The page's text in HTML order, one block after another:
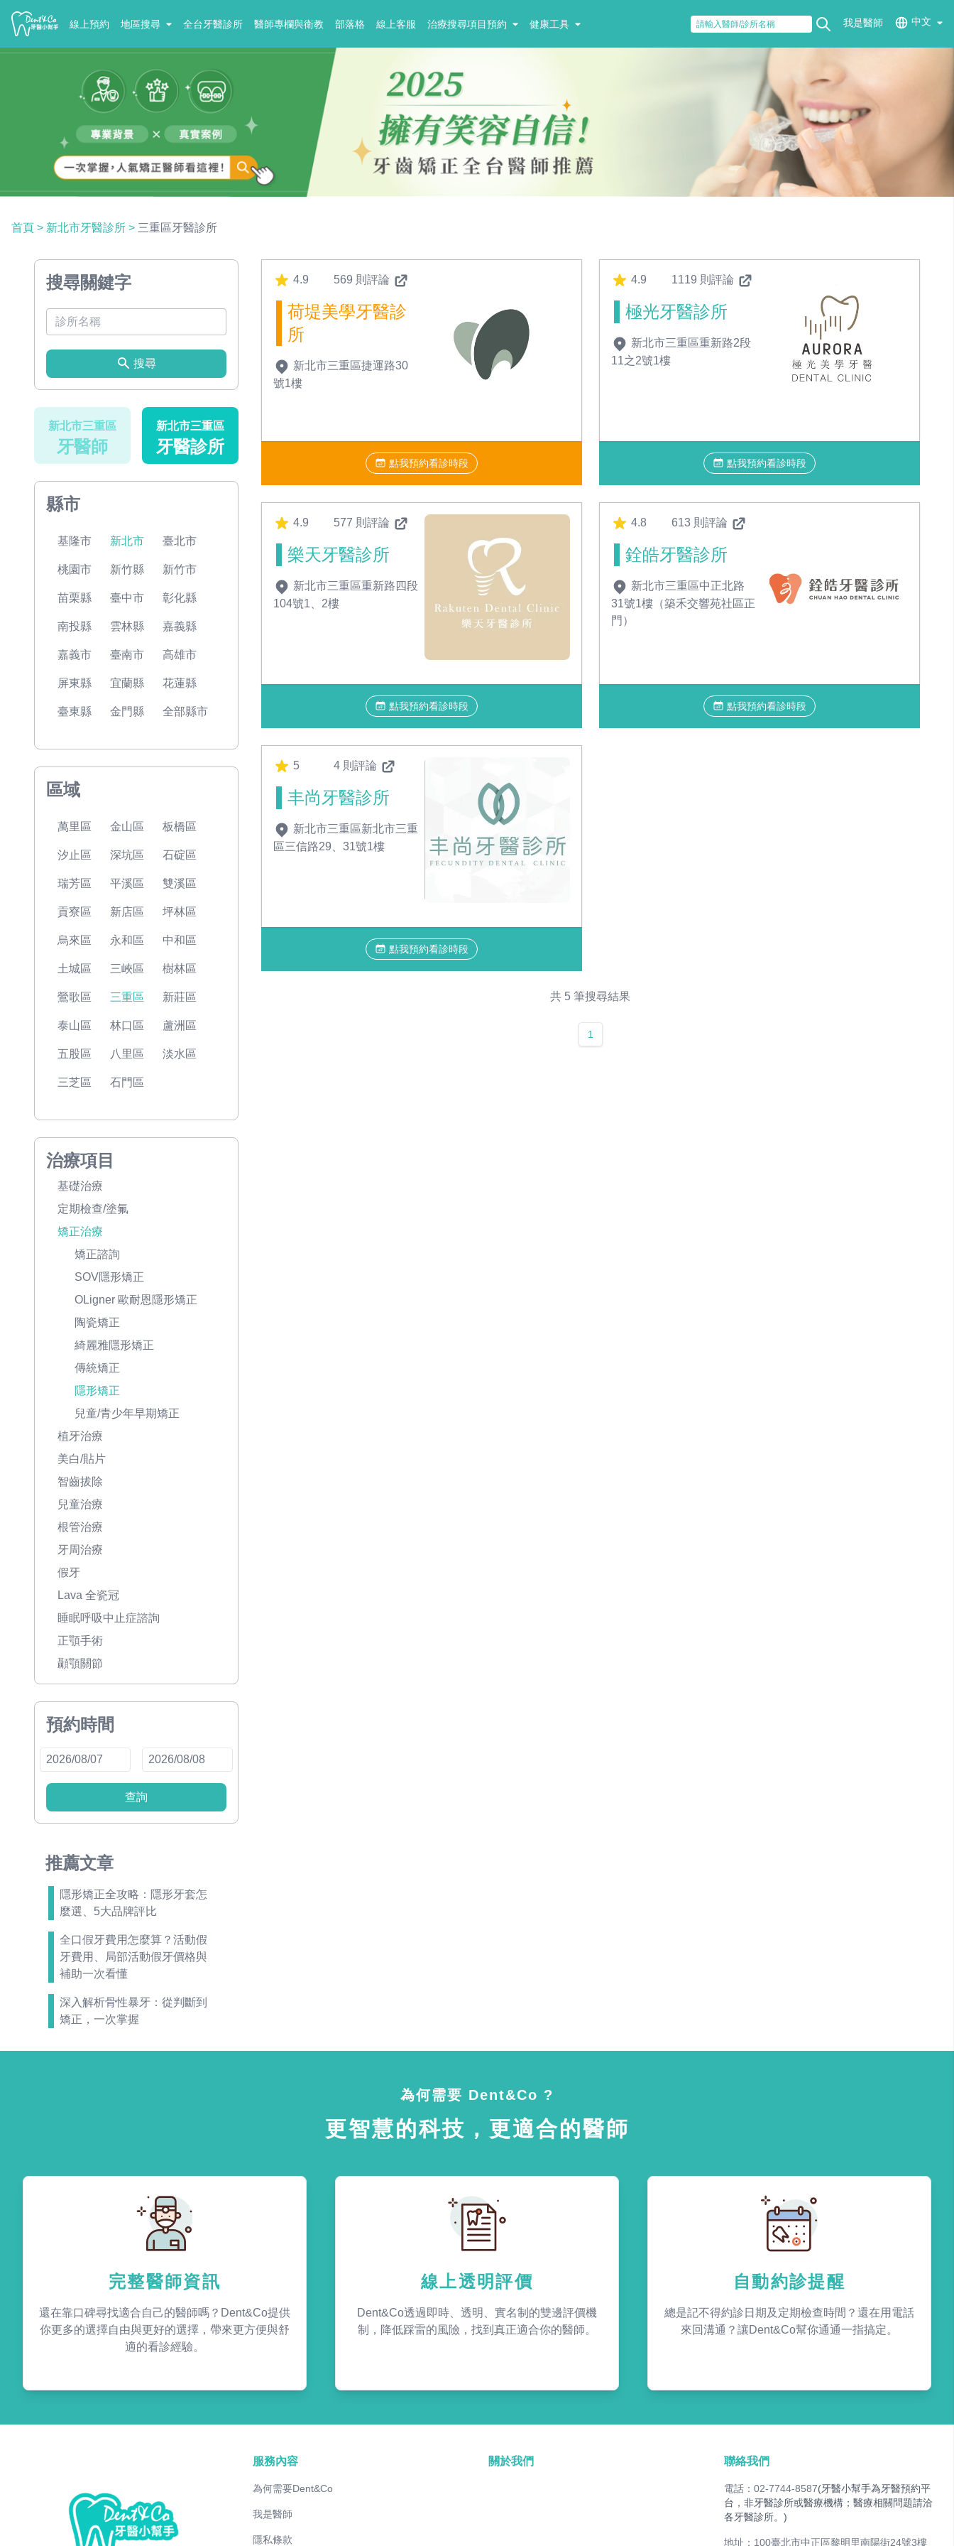
線上預約 地區搜尋 全台牙醫診所 醫師專欄與衛教 部落格 線上客服 治療搜尋項目預約 健康工具 我是醫師 中文
首頁 > 新北市牙醫診所 > 三重區牙醫診所
搜尋關鍵字
搜尋
新北市三重區
牙醫師
新北市三重區
牙醫診所
縣市
基隆市 新北市 臺北市
桃園市 新竹縣 新竹市
苗栗縣 臺中市 彰化縣
南投縣 雲林縣 嘉義縣
嘉義市 臺南市 高雄市
屏東縣 宜蘭縣 花蓮縣
臺東縣 金門縣 全部縣市
區域
萬里區 金山區 板橋區
汐止區 深坑區 石碇區
瑞芳區 平溪區 雙溪區
貢寮區 新店區 坪林區
烏來區 永和區 中和區
土城區 三峽區 樹林區
鶯歌區 三重區 新莊區
泰山區 林口區 蘆洲區
五股區 八里區 淡水區
三芝區 石門區
治療項目
基礎治療
定期檢查/塗氟
矯正治療
矯正諮詢
SOV隱形矯正
OLigner 歐耐恩隱形矯正
陶瓷矯正
綺麗雅隱形矯正
傳統矯正
隱形矯正
兒童/青少年早期矯正
植牙治療
美白/貼片
智齒拔除
兒童治療
根管治療
牙周治療
假牙
Lava 全瓷冠
睡眠呼吸中止症諮詢
正顎手術
顳顎關節
預約時間
查詢
推薦文章
隱形矯正全攻略：隱形牙套怎
麼選、5大品牌評比
全口假牙費用怎麼算？活動假
牙費用、局部活動假牙價格與
補助一次看懂
深入解析骨性暴牙：從判斷到
矯正，一次掌握
4.9 569 則評論
荷堤美學牙醫診
所
新北市三重區捷運路30
號1樓
點我預約看診時段
4.9 1119 則評論
極光牙醫診所
新北市三重區重新路2段
11之2號1樓
點我預約看診時段
4.9 577 則評論
樂天牙醫診所
新北市三重區重新路四段
104號1、2樓
點我預約看診時段
4.8 613 則評論
銓皓牙醫診所
新北市三重區中正北路
31號1樓（築禾交響苑社區正
門）
點我預約看診時段
5 4 則評論
丰尚牙醫診所
新北市三重區新北市三重
區三信路29、31號1樓
點我預約看診時段
共 5 筆搜尋結果
1
為何需要 Dent&Co ?
更智慧的科技，更適合的醫師
完整醫師資訊
還在靠口碑尋找適合自己的醫師嗎？Dent&Co提供
你更多的選擇自由與更好的選擇，帶來更方便與舒
適的看診經驗。
線上透明評價
Dent&Co透過即時、透明、實名制的雙邊評價機
制，降低踩雷的風險，找到真正適合你的醫師。
自動約診提醒
總是記不得約診日期及定期檢查時間？還在用電話
來回溝通？讓Dent&Co幫你通通一指搞定。
服務內容
為何需要Dent&Co
我是醫師
隱私條款
關於我們 聯絡我們
電話：02-7744-8587(牙醫小幫手為牙醫預約平
台，非牙醫診所或醫療機構；醫療相關問題請洽
各牙醫診所。)
地址：100臺北市中正區黎明里南陽街24號3樓